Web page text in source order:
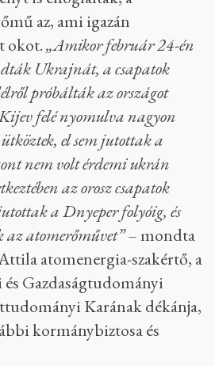
az, ami igazán
okot.„Amikor február 24-én
Ukrajnát, a csapatok
próbálták az országot
felé nyomulva nagyon
el sem jutottak a
nem volt érdemi ukrán
az orosz csapatok
a Dnyeper folyóig, és
az atomerőművet”– mondta
atomenergia-szakértő, a
Gazdaságtudományi
Karának dékánja,
kormánybiztosa és